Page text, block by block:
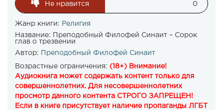
Не нравится 0
Жанр книги: Религия
Название: Преподобный Филофей Синаит – Сорок
глав о трезвении
Автор:
Преподобный Филофей Синаит
Возрастные ограничения: (18+) Внимание!
Аудиокнига может содержать контент только для
совершеннолетних. Для несовершеннолетних
просмотр данного контента СТРОГО ЗАПРЕЩЕН!
Если в книге присутствует наличие пропаганды ЛГБТ